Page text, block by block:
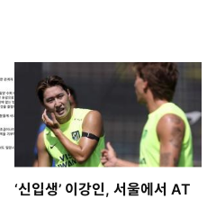
‘신입생’ 이강인, 서울에서 AT